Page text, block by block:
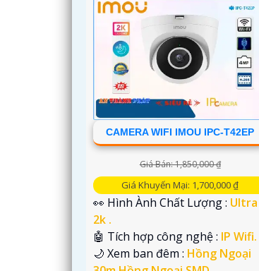
CAMERA WIFI IMOU IPC-T42EP
Giá Bán: 1,850,000 ₫
Giá Khuyến Mại: 1,700,000 ₫
👀 Hình Ành Chất Lượng : Ultra
2k .
🤖️ Tích hợp công nghệ : IP Wifi.
🌙 Xem ban đêm : Hồng Ngoại